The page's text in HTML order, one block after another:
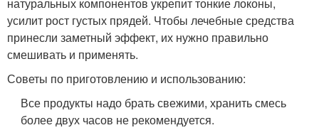
усилит рост густых прядей. Чтобы лечебные средства
принесли заметный эффект, их нужно правильно
смешивать и применять.
Советы по приготовлению и использованию:
Все продукты надо брать свежими, хранить смесь
более двух часов не рекомендуется.